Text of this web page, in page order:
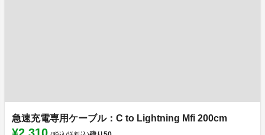
急速充電専用ケーブル：C to Lightning Mfi 200cm